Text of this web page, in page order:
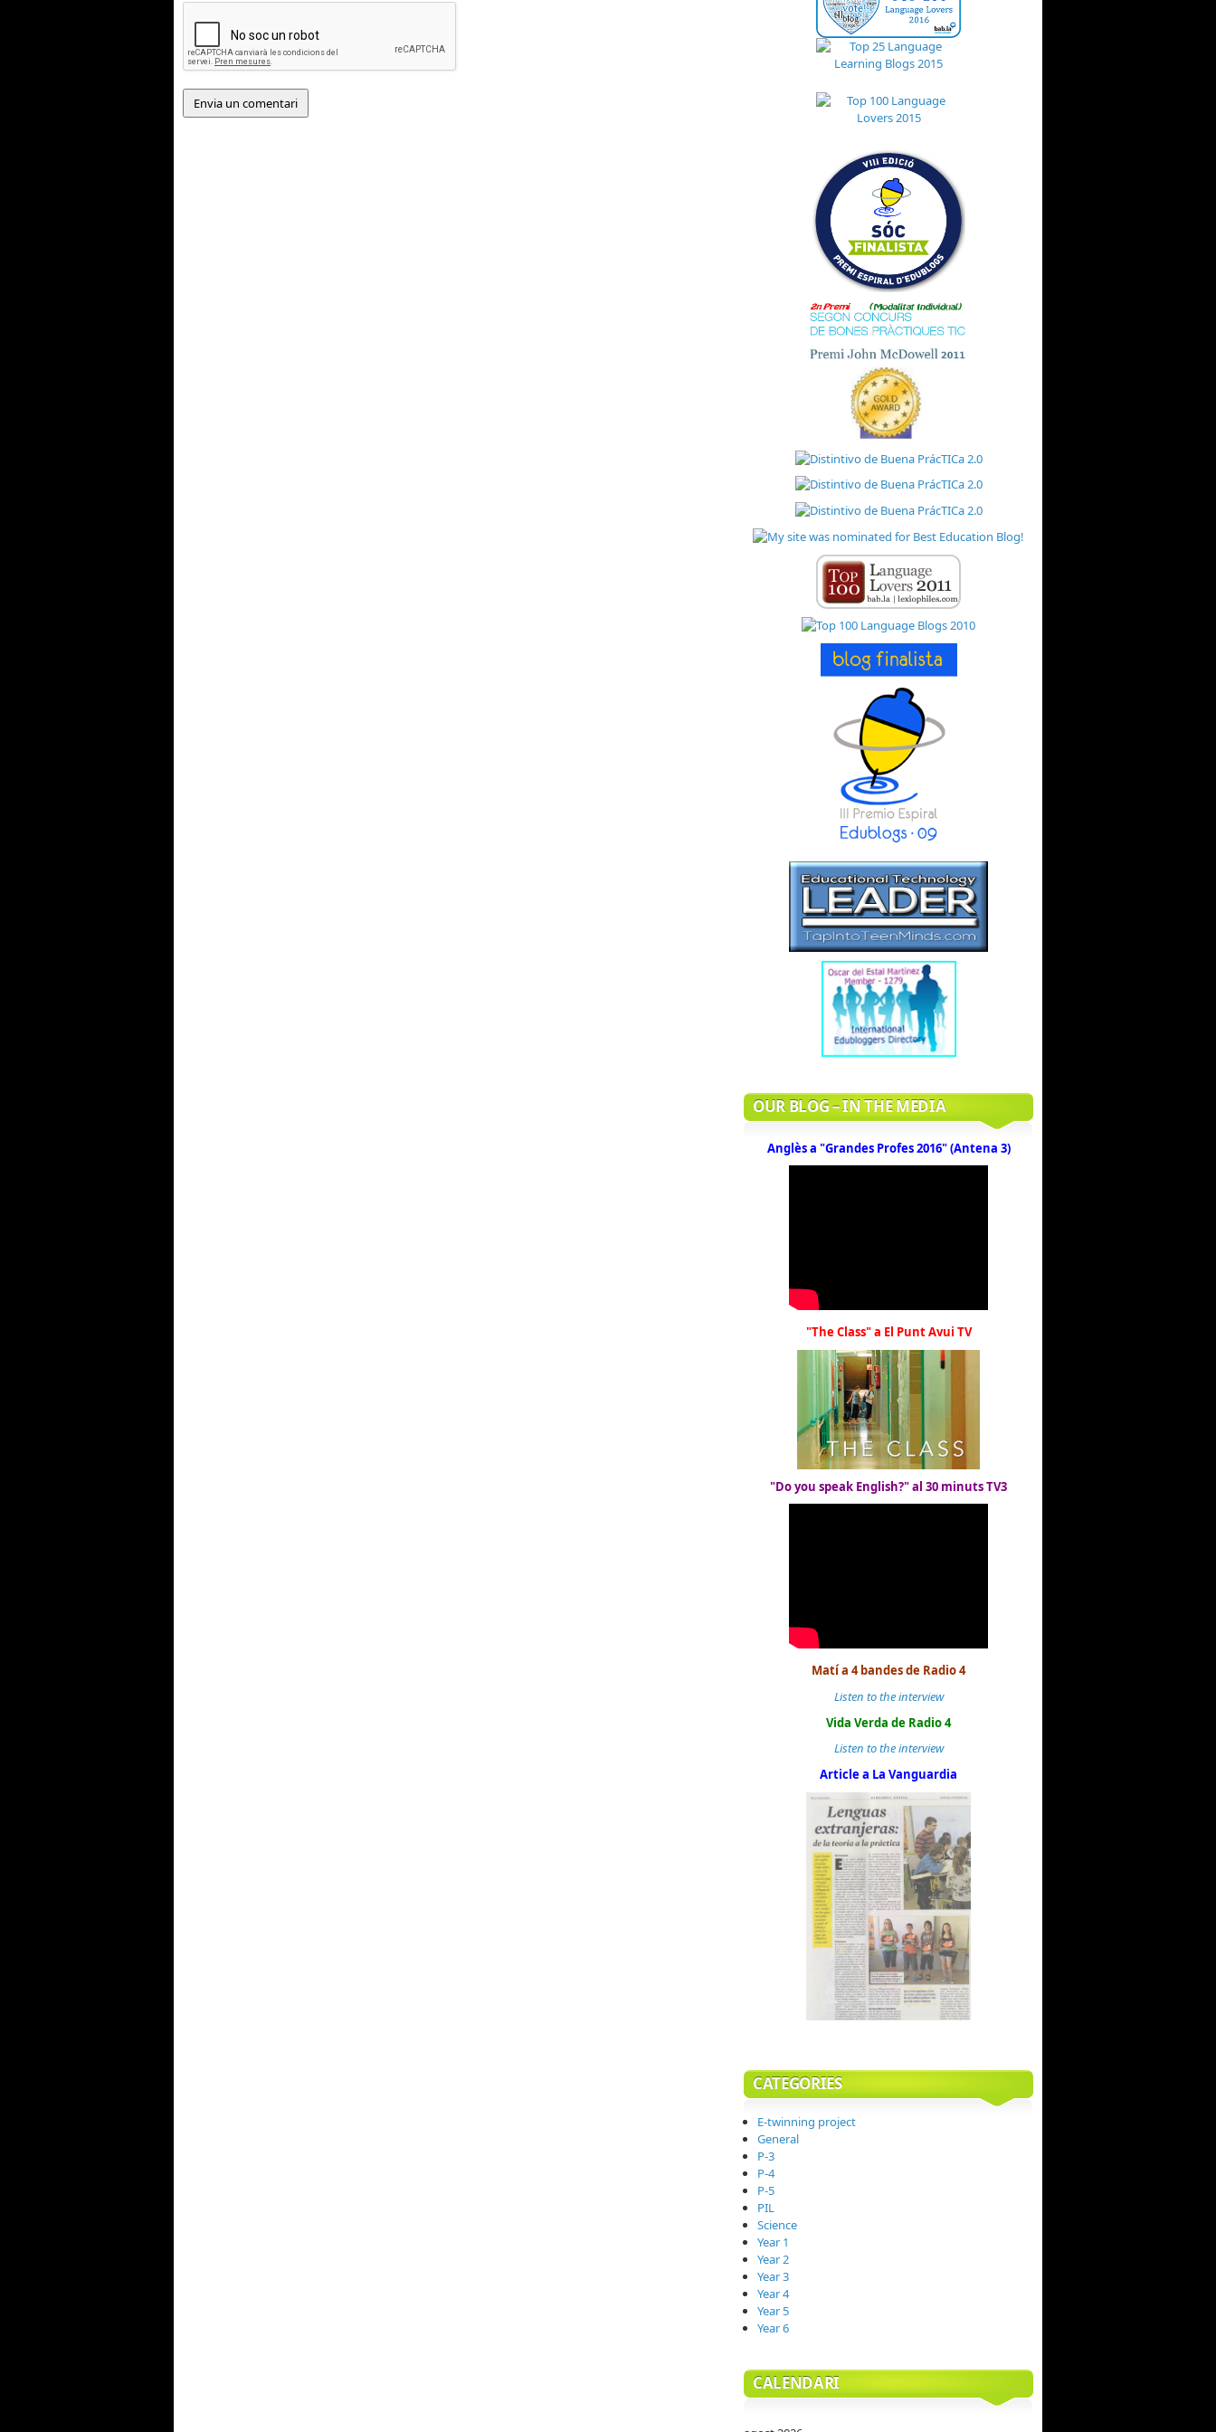
OUR BLOG – IN THE MEDIA
Anglès a "Grandes Profes 2016" (Antena 3)
"The Class" a El Punt Avui TV
"Do you speak English?" al 30 minuts TV3
Matí a 4 bandes de Radio 4
Listen to the interview
Vida Verda de Radio 4
Listen to the interview
Article a La Vanguardia
CATEGORIES
E-twinning project
General
P-3
P-4
P-5
PIL
Science
Year 1
Year 2
Year 3
Year 4
Year 5
Year 6
CALENDARI